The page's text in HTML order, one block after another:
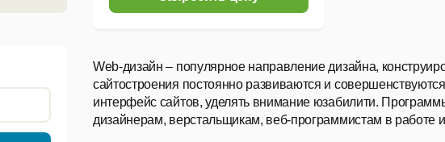
Web-дизайн – популярное направление дизайна,
сайтостроения постоянно развиваются и
интерфейс сайтов, уделять внимание юзабилити.
дизайнерам, верстальщикам, веб-программистам в работе